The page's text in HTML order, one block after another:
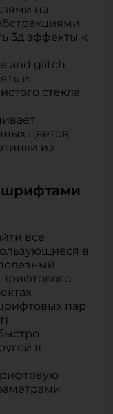
на
3д эффекты к
and glitch
и
стекла,
цветов
из
шрифтами
все
в
пар
в